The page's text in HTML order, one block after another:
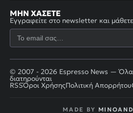
ΜΗΝ ΧΆΣΕΤΕ
Εγγραφείτε στο newsletter και
© 2007 - 2026 Espresso News — Όλα
διατηρούνται
RSSΌροι ΧρήσηςΠολιτική Απορρήτου
MADE BY